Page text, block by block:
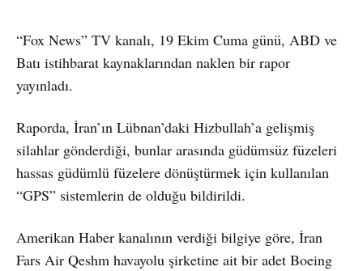
“Fox News” TV kanalı, 19 Ekim Cuma günü, ABD ve
Batı istihbarat kaynaklarından naklen bir rapor
yayınladı.
Raporda, İran’ın Lübnan’daki Hizbullah’a gelişmiş
silahlar gönderdiği, bunlar arasında güdümsüz füzeleri
hassas güdümlü füzelere dönüştürmek için kullanılan
“GPS” sistemlerin de olduğu bildirildi.
Amerikan Haber kanalının verdiği bilgiye göre, İran
Fars Air Qeshm havayolu şirketine ait bir adet Boeing